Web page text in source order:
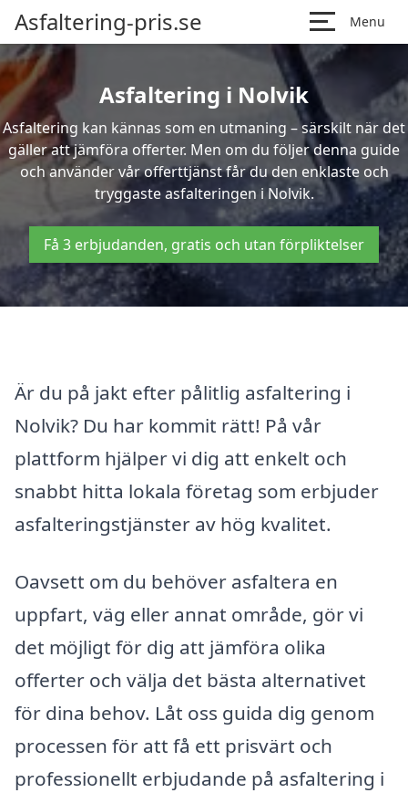
Asfaltering-pris.se Menu
Asfaltering i Nolvik
Asfaltering kan kännas som en utmaning – särskilt när det
gäller att jämföra offerter. Men om du följer denna guide
och använder vår offerttjänst får du den enklaste och
tryggaste asfalteringen i Nolvik.
Få 3 erbjudanden, gratis och utan förpliktelser
Är du på jakt efter pålitlig asfaltering i
Nolvik? Du har kommit rätt! På vår
plattform hjälper vi dig att enkelt och
snabbt hitta lokala företag som erbjuder
asfalteringstjänster av hög kvalitet.
Oavsett om du behöver asfaltera en
uppfart, väg eller annat område, gör vi
det möjligt för dig att jämföra olika
offerter och välja det bästa alternativet
för dina behov. Låt oss guida dig genom
processen för att få ett prisvärt och
professionellt erbjudande på asfaltering i